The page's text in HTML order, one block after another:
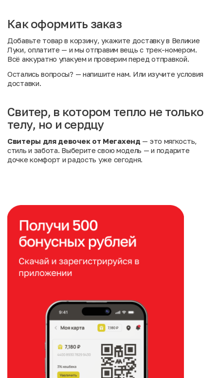
Как оформить заказ
Добавьте товар в корзину, укажите доставку в Великие
Луки, оплатите — и мы отправим вещь с трек-номером.
Всё аккуратно упакуем и проверим перед отправкой.
Остались вопросы? — напишите нам. Или изучите условия
доставки.
Свитер, в котором тепло не только
телу, но и сердцу
Свитеры для девочек от Мегахенд — это мягкость,
стиль и забота. Выберите свою модель — и подарите
дочке комфорт и радость уже сегодня.